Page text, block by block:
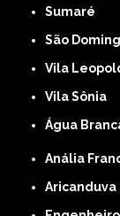
Sumaré
São
Vila
Vila Sônia
Água
Anália
Aricanduva